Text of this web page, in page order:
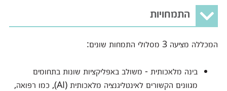
התמחויות
המכללה מציעה 3 מסלולי התמחות שונים:
בינה מלאכותית - משולב באפליקציות שונות בתחומים
מגוונים הקשורים לאינטליגנציה מלאכותית (AI), כמו רפואה,